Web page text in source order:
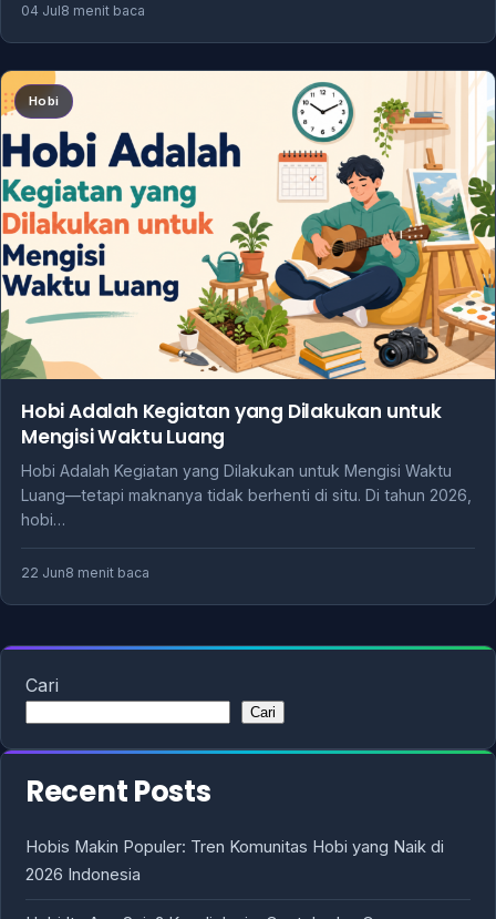
04 Jul8 menit baca
Hobi
Hobi Adalah Kegiatan yang Dilakukan untuk
Mengisi Waktu Luang
Hobi Adalah Kegiatan yang Dilakukan untuk Mengisi Waktu
Luang—tetapi maknanya tidak berhenti di situ. Di tahun 2026,
hobi…
22 Jun8 menit baca
Cari
Cari
Recent Posts
Hobis Makin Populer: Tren Komunitas Hobi yang Naik di
2026 Indonesia